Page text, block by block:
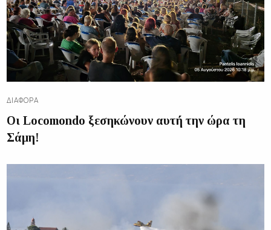
ΔΙΑΦΟΡΑ
Οι Locomondo ξεσηκώνουν αυτή την ώρα τη
Σάμη!